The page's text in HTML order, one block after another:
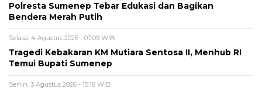
Polresta Sumenep Tebar Edukasi dan Bagikan
Bendera Merah Putih
Selasa, 4 Agustus 2026 - 07:09 WIB
Tragedi Kebakaran KM Mutiara Sentosa II, Menhub RI
Temui Bupati Sumenep
Senin, 3 Agustus 2026 - 15:18 WIB